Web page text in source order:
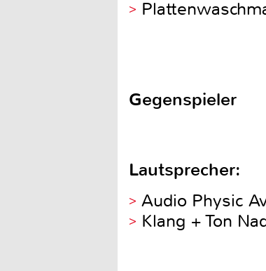
Gegenspieler
Lautsprecher:
Audio Physic
Klang + Ton